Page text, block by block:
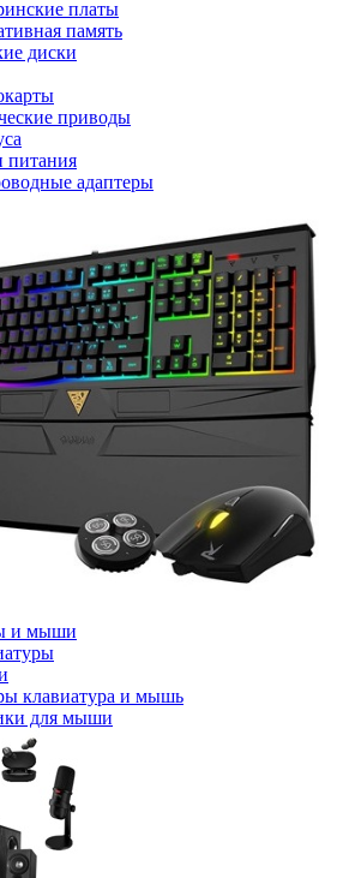
платы
память
диски
приводы
питания
адаптеры
и мыши
клавиатура и мышь
для мыши